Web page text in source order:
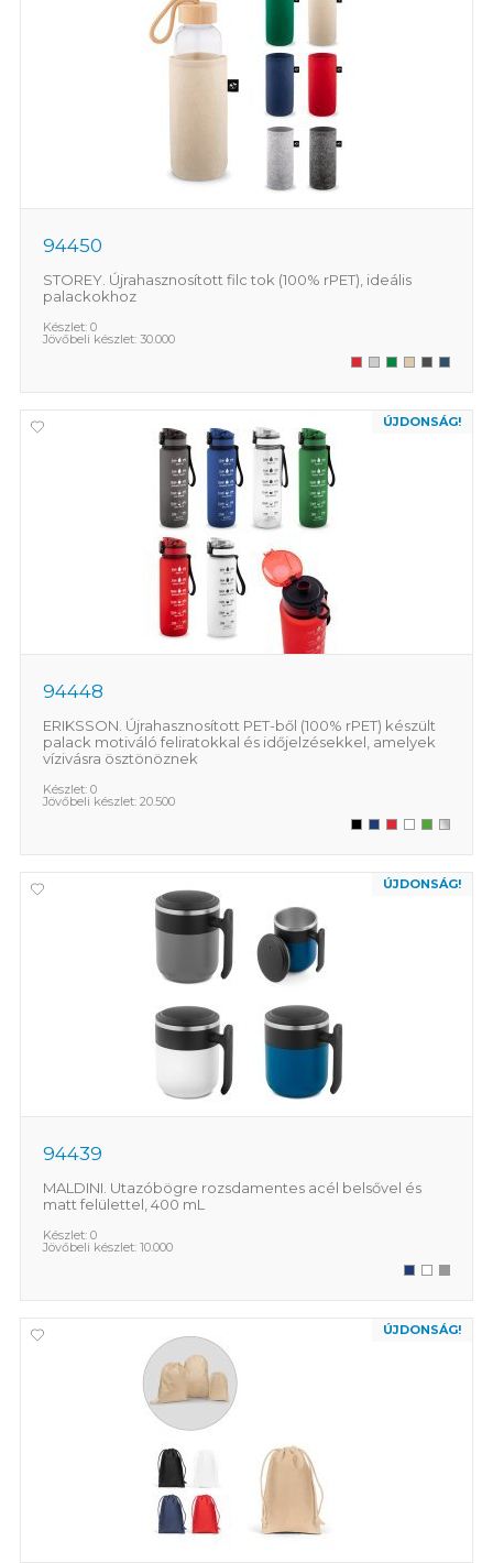
94450
STOREY. Újrahasznosított filc tok (100% rPET), ideális
palackokhoz
Készlet: 0
Jövőbeli készlet: 30.000
ÚJDONSÁG!
94448
ERIKSSON. Újrahasznosított PET-ből (100% rPET) készült
palack motiváló feliratokkal és időjelzésekkel, amelyek
vízivásra ösztönöznek
Készlet: 0
Jövőbeli készlet: 20.500
ÚJDONSÁG!
94439
MALDINI. Utazóbögre rozsdamentes acél belsővel és
matt felülettel, 400 mL
Készlet: 0
Jövőbeli készlet: 10.000
ÚJDONSÁG!